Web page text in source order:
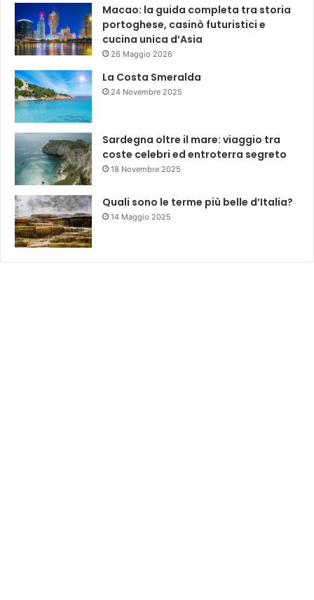
Macao: la guida completa tra storia
portoghese, casinò futuristici e
cucina unica d’Asia
26 Maggio 2026
La Costa Smeralda
24 Novembre 2025
Sardegna oltre il mare: viaggio tra
coste celebri ed entroterra segreto
18 Novembre 2025
Quali sono le terme più belle d’Italia?
14 Maggio 2025